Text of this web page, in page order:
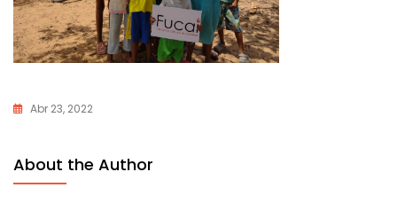
Abr 23, 2022
About the Author